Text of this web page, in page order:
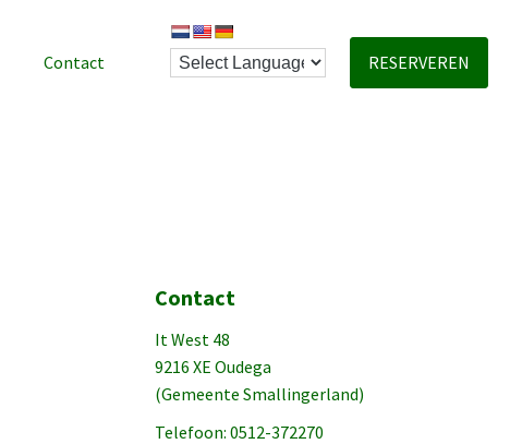
Contact RESERVEREN
Contact
It West 48
9216 XE Oudega
(Gemeente Smallingerland)
Telefoon: 0512-372270